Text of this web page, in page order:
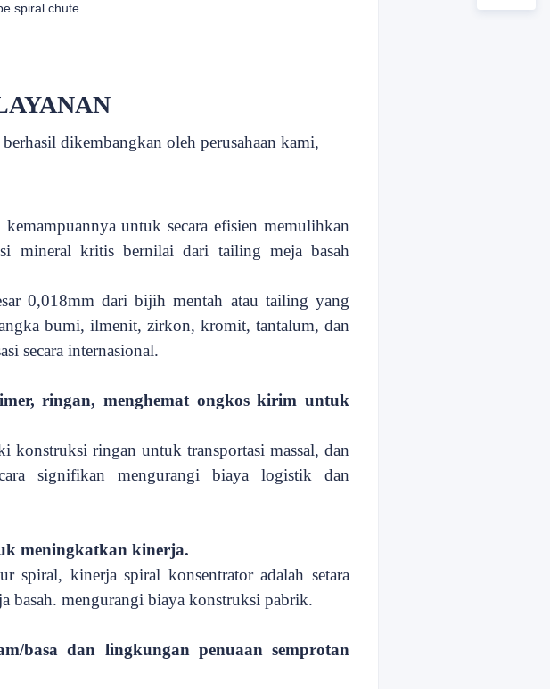
spiral chute
dikembangkan oleh perusahaan kami,
untuk secara efisien memulihkan
mineral kritis bernilai dari tailing meja basah
0,018mm dari bijih mentah atau tailing yang
bumi, ilmenit, zirkon, kromit, tantalum, dan
secara internasional.
ringan, menghemat ongkos kirim untuk
ringan untuk transportasi massal, dan
signifikan mengurangi biaya logistik dan
meningkatkan kinerja.
spiral, kinerja spiral konsentrator adalah setara
basah. mengurangi biaya konstruksi pabrik.
basa dan lingkungan penuaan semprotan